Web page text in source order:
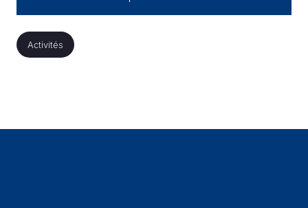
Activités
Activités